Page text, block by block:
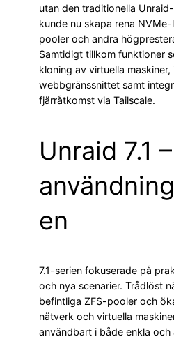
utan den traditionella
kunde nu skapa rena
pooler och andra
Samtidigt tillkom funktioner
kloning av virtuella
webbgränssnittet samt
fjärråtkomst via Tailscale.
Unraid 7.1
en
7.1-serien fokuserade på
och nya scenarier. Trådlöst
befintliga ZFS-pooler och
nätverk och virtuella
användbart i både enkla och